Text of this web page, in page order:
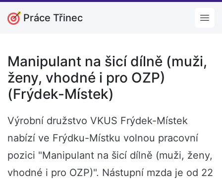
Práce Třinec
Manipulant na šicí dílně (muži,
ženy, vhodné i pro OZP)
(Frýdek-Místek)
Výrobní družstvo VKUS Frýdek-Místek
nabízí ve Frýdku-Místku volnou pracovní
pozici "Manipulant na šicí dílně (muži, ženy,
vhodné i pro OZP)". Nástupní mzda je od 22